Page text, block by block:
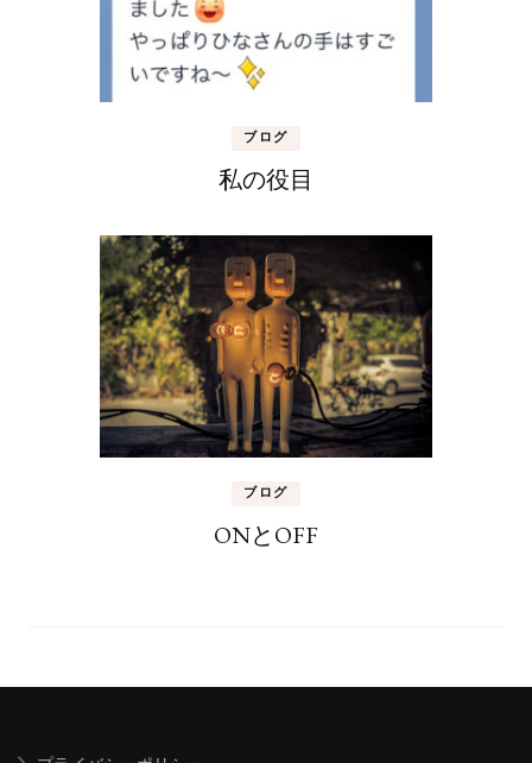
ブログ
私の役目
ブログ
ONとOFF